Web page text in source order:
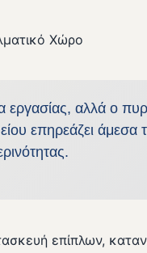
Χώρο
εργασίας, αλλά ο
επηρεάζει άμεσα
επίπλων,